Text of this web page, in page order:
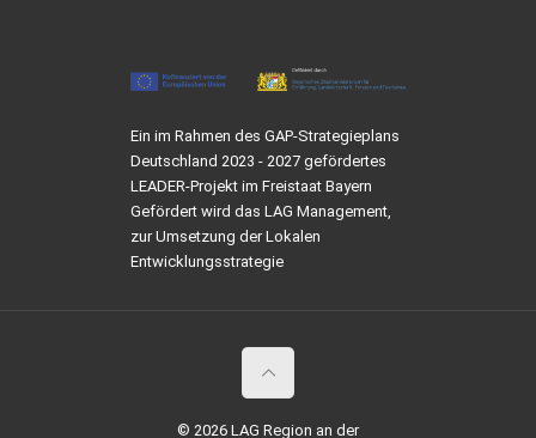
Ein im Rahmen des GAP-Strategieplans
Deutschland 2023 - 2027 gefördertes
LEADER-Projekt im Freistaat Bayern
Gefördert wird das LAG Management,
zur Umsetzung der Lokalen
Entwicklungsstrategie
© 2026 LAG Region an der